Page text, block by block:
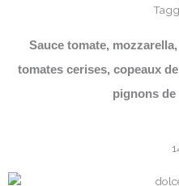
Sauce tomate,
tomates cerises, copeaux
pignons